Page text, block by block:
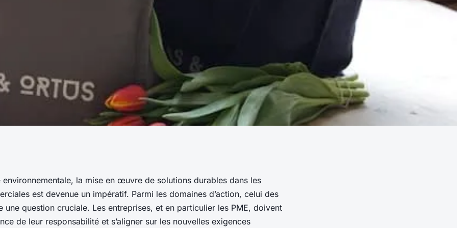
elles se
sur les
environnementale, la mise en œuvre de solutions durables dans les
est devenue un impératif. Parmi les domaines d’action, celui des
une question cruciale. Les entreprises, et en particulier les PME, doivent
de leur responsabilité et s’aligner sur les nouvelles exigences